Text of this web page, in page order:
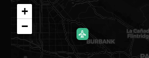
+
−